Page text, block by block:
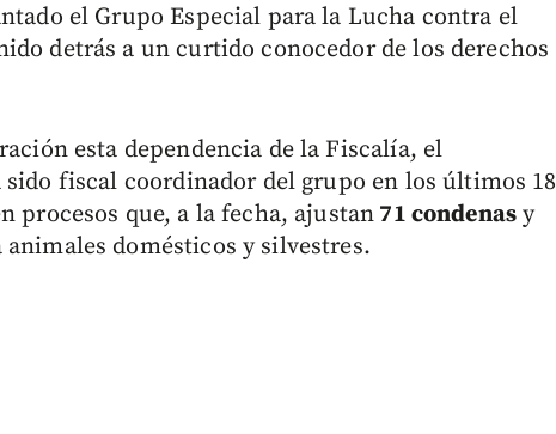
el Grupo Especial para la Lucha contra el
detrás a un curtido conocedor de los derechos
esta dependencia de la Fiscalía, el
fiscal coordinador del grupo en los últimos 18
procesos que, a la fecha, ajustan 71 condenas y
domésticos y silvestres.